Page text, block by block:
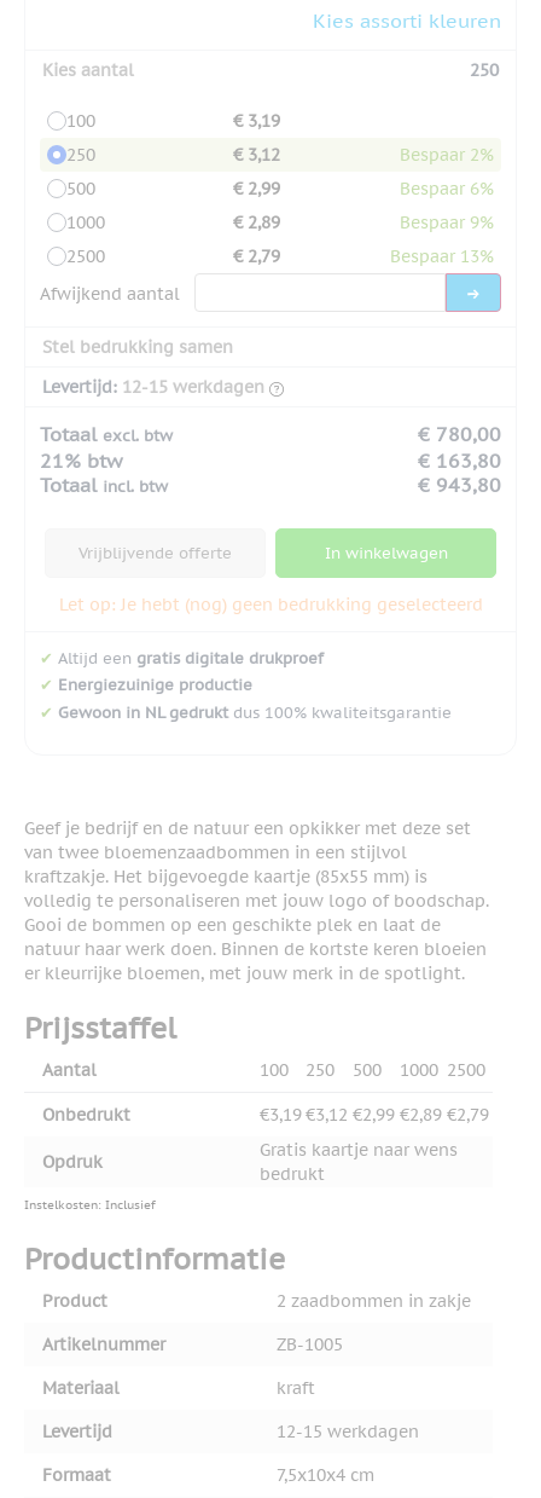
Kies assorti kleuren
Kies aantal 250
100
€ 3,19
250
€ 3,12
Bespaar 2%
500
€ 2,99
Bespaar 6%
1000
€ 2,89
Bespaar 9%
2500
€ 2,79
Bespaar 13%
Afwijkend aantal
Stel bedrukking samen
Levertijd: 12-15 werkdagen
Totaal excl. btw
€ 780,00
21% btw
€ 163,80
Totaal incl. btw € 943,80
Vrijblijvende offerte In winkelwagen
Let op: Je hebt (nog) geen bedrukking geselecteerd
✔ Altijd een gratis digitale drukproef
✔ Energiezuinige productie
✔ Gewoon in NL gedruktdus 100% kwaliteitsgarantie
Geef je bedrijf en de natuur een opkikker met deze set
van twee bloemenzaadbommen in een stijlvol
kraftzakje. Het bijgevoegde kaartje (85x55 mm) is
volledig te personaliseren met jouw logo of boodschap.
Gooi de bommen op een geschikte plek en laat de
natuur haar werk doen. Binnen de kortste keren bloeien
er kleurrijke bloemen, met jouw merk in de spotlight.
Prijsstaffel
Aantal 100 250 500 1000 2500
Onbedrukt €3,19€3,12 €2,99 €2,89 €2,79
Opdruk
Gratis kaartje naar wens
bedrukt
Instelkosten: Inclusief
Productinformatie
Product
2 zaadbommen in zakje
Artikelnummer
ZB-1005
Materiaal
kraft
Levertijd
12-15 werkdagen
Formaat
7,5x10x4 cm